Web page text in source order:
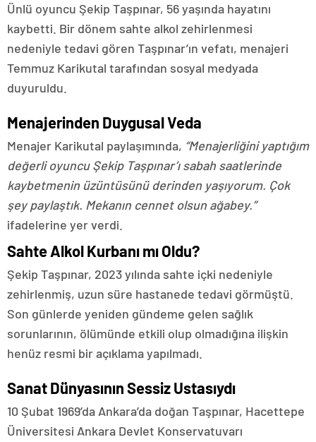
Ünlü oyuncu Şekip Taşpınar, 56 yaşında hayatını
kaybetti. Bir dönem sahte alkol zehirlenmesi
nedeniyle tedavi gören Taşpınar’ın vefatı, menajeri
Temmuz Karikutal tarafından sosyal medyada
duyuruldu.
Menajerinden Duygusal Veda
Menajer Karikutal paylaşımında, “Menajerliğini yaptığım
değerli oyuncu Şekip Taşpınar’ı sabah saatlerinde
kaybetmenin üzüntüsünü derinden yaşıyorum. Çok
şey paylaştık. Mekanın cennet olsun ağabey.”
ifadelerine yer verdi.
Sahte Alkol Kurbanı mı Oldu?
Şekip Taşpınar, 2023 yılında sahte içki nedeniyle
zehirlenmiş, uzun süre hastanede tedavi görmüştü.
Son günlerde yeniden gündeme gelen sağlık
sorunlarının, ölümünde etkili olup olmadığına ilişkin
henüz resmi bir açıklama yapılmadı.
Sanat Dünyasının Sessiz Ustasıydı
10 Şubat 1969’da Ankara’da doğan Taşpınar, Hacettepe
Üniversitesi Ankara Devlet Konservatuvarı